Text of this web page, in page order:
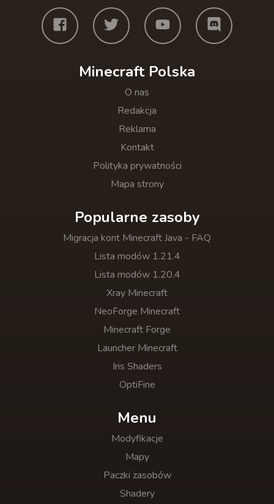
Minecraft Polska
O nas
Redakcja
Reklama
Kontakt
Polityka prywatności
Mapa strony
Popularne zasoby
Migracja kont Minecraft Java - FAQ
Lista modów 1.21.4
Lista modów 1.20.4
Xray Minecraft
NeoForge Minecraft
Minecraft Forge
Launcher Minecraft
Iris Shaders
OptiFine
Menu
Modyfikacje
Mapy
Paczki zasobów
Shadery